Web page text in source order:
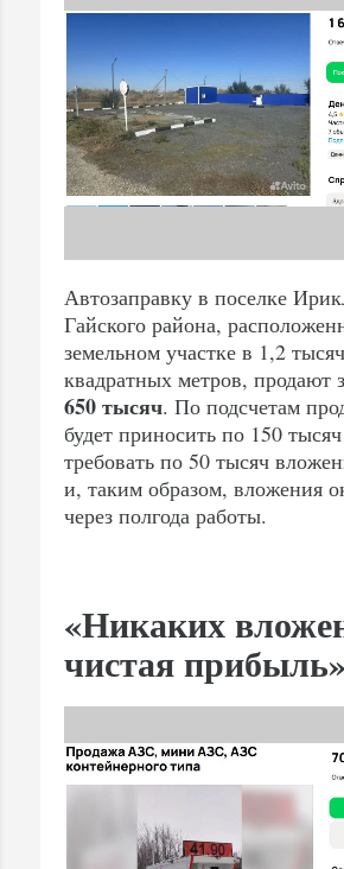
Автозаправку в поселке
Гайского района,
земельном участке в 1,2
квадратных метров, продают
650 тысяч. По подсчетам
будет приносить по 150
требовать по 50 тысяч
и, таким образом, вложения
через полгода работы.
«Никаких
чистая прибыль»